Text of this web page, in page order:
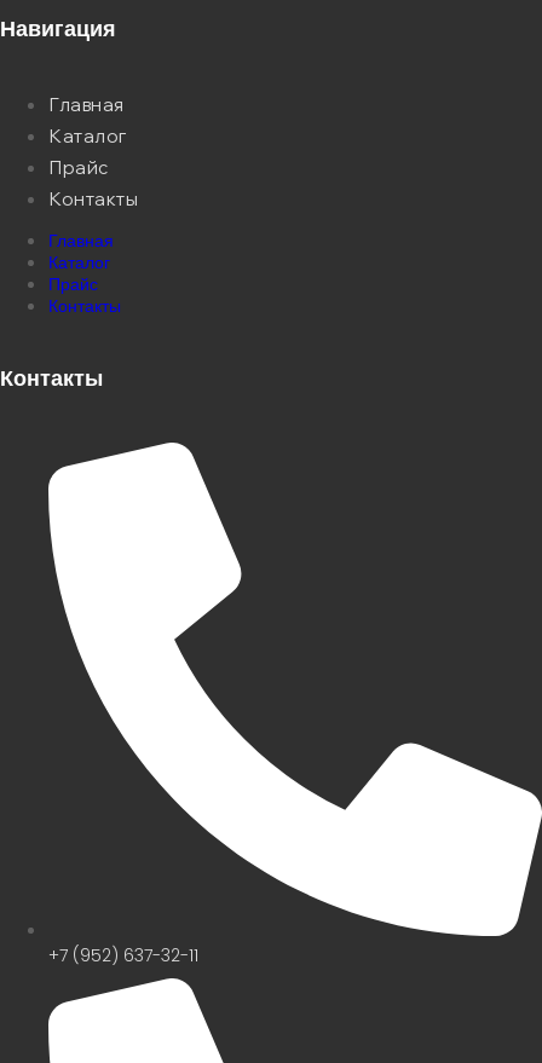
Навигация
Главная
Каталог
Прайс
Контакты
Главная
Каталог
Прайс
Контакты
Контакты
+7 (952) 637-32-11